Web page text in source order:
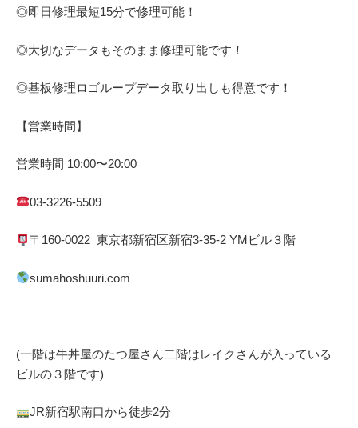
◎即日修理最短15分で修理可能！
◎大切なデータもそのまま修理可能です！
◎基板修理ロゴループデータ取り出しも得意です！
【営業時間】
営業時間 10:00〜20:00
03-3226-5509
〒 160-0022 東京都新宿区新宿3-35-2 YMビル３階
sumahoshuuri.com
(一階は牛丼屋のたつ屋さん二階はレイクさんが入っている
ビルの３階です)
JR新宿駅南口から徒歩2分